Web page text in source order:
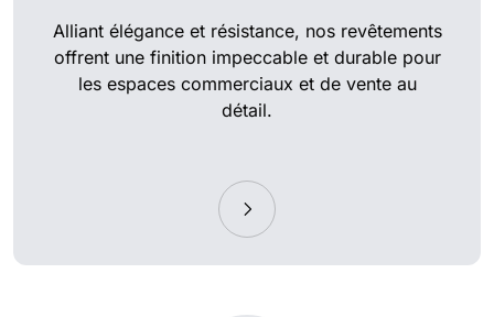
Alliant élégance et résistance, nos revêtements
offrent une finition impeccable et durable pour
les espaces commerciaux et de vente au
détail.